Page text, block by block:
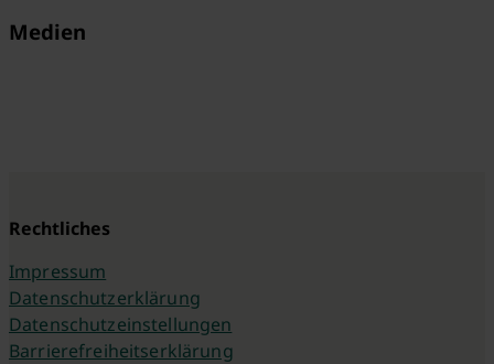
Medien
Rechtliches
Impressum
Datenschutzerklärung
Datenschutzeinstellungen
Barrierefreiheitserklärung